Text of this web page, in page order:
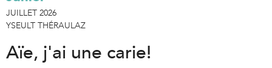
JUILLET 2026
YSEULT THÉRAULAZ
Aïe, j'ai une carie!